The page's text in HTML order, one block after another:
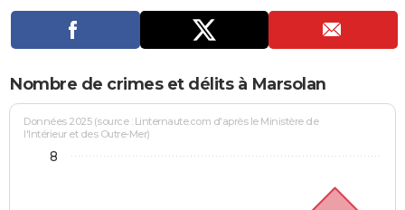
Se connecter
Entreprises
Service militaire
Avis de recherche
AVIS DE DÉCÈS
Bricolage
Lifestyle
Culture
Sport
Auto
Television
Voyage
Cinema
Nombre de crimes et délits à Marsolan
Données 2025 (source : Linternaute.com d'après le Ministère de
l'Intérieur et des Outre-Mer)
8